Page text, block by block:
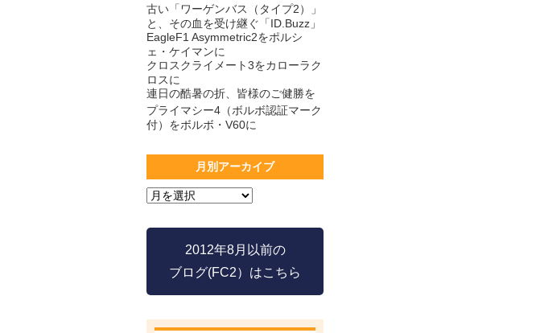
古い「ワーゲンバス（タイプ2）」
と、その血を受け継ぐ「ID.Buzz」
EagleF1 Asymmetric2をポルシ
ェ・ケイマンに
クロスクライメート3をカローラク
ロスに
連日の酷暑の折、皆様のご健勝を
プライマシー4（ボルボ認証マーク
付）をボルボ・V60に
月別アーカイブ
2012年8月以前の
ブログ(FC2）はこちら